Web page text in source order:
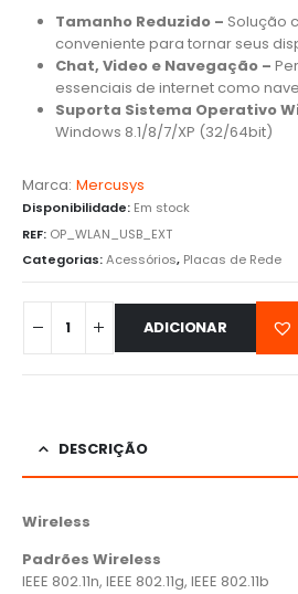
Tamanho Reduzido – Solução
conveniente para tornar seus
Chat, Video e Navegação –
essenciais de internet como
Suporta Sistema Operativo
Windows 8.1/8/7/XP (32/64bit)
Marca: Mercusys
Disponibilidade: Em stock
REF: OP_WLAN_USB_EXT
Categorias:Acessórios, Placas de Rede
ADICIONAR
DESCRIÇÃO
Wireless
Padrões Wireless
IEEE 802.11n, IEEE 802.11g, IEEE 802.11b